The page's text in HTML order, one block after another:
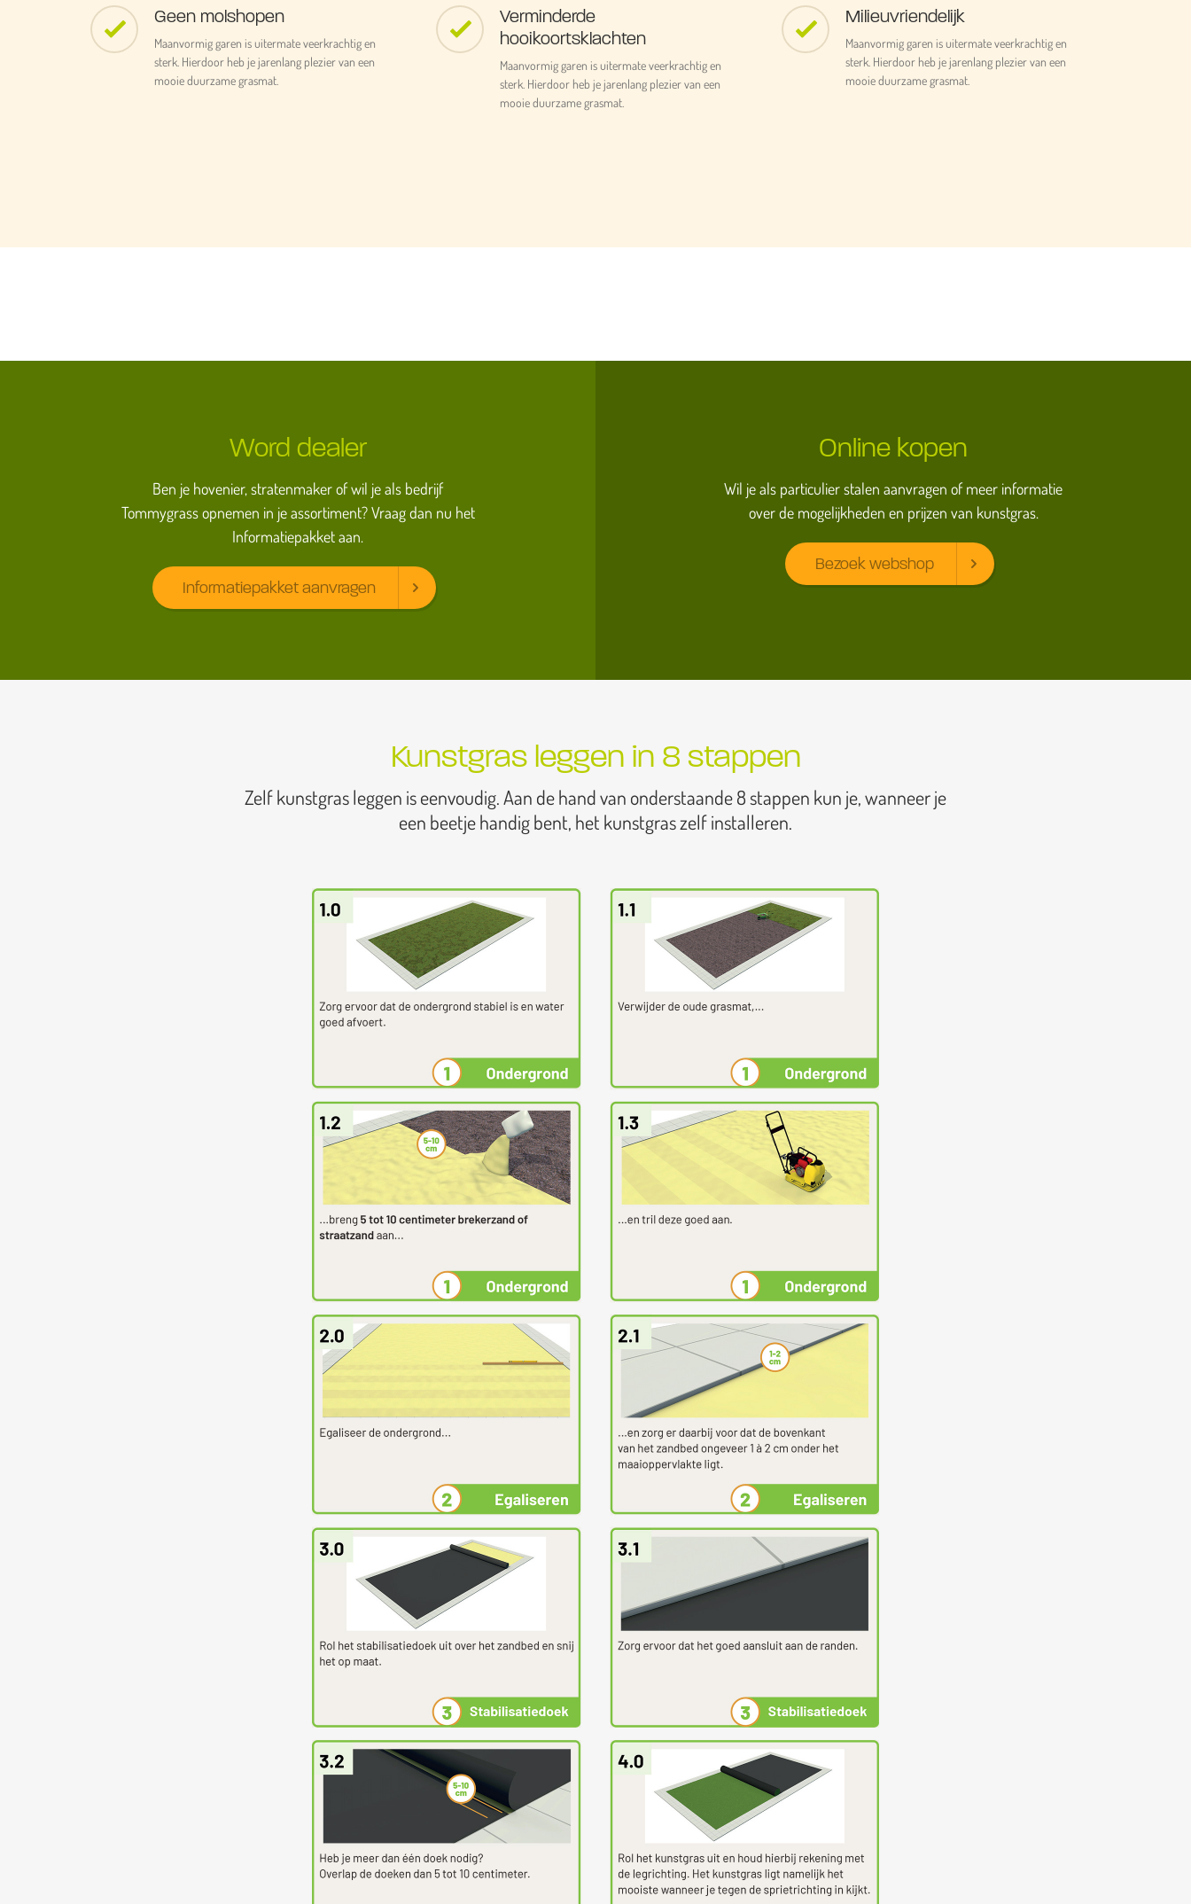
Geen molshopen
Maanvormig garen is uitermate veerkrachtig en
sterk. Hierdoor heb je jarenlang plezier van een
mooie duurzame grasmat.
Verminderde
hooikoortsklachten
Maanvormig garen is uitermate veerkrachtig en
sterk. Hierdoor heb je jarenlang plezier van een
mooie duurzame grasmat.
Milieuvriendelijk
Maanvormig garen is uitermate veerkrachtig en
sterk. Hierdoor heb je jarenlang plezier van een
mooie duurzame grasmat.
Word dealer
Ben je hovenier, stratenmaker of wil je als bedrijf
Tommygrass opnemen in je assortiment? Vraag dan nu het
Informatiepakket aan.
Informatiepakket aanvragen
Online kopen
Wil je als particulier stalen aanvragen of meer informatie
over de mogelijkheden en prijzen van kunstgras.
Bezoek webshop
Kunstgras leggen in 8 stappen
Zelf kunstgras leggen is eenvoudig. Aan de hand van onderstaande 8 stappen kun je, wanneer je
een beetje handig bent, het kunstgras zelf installeren.